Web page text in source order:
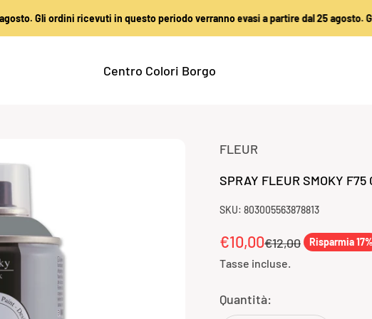
ordini ricevuti in questo periodo verranno evasi a partire dal 25 agosto. Grazie per
Centro Colori Borgo
FLEUR
SPRAY FLEUR SMOKY
SKU: 803005563878813
Prezzo scontato
€10,00Prezzo
€12,00 Risparmia 17%
Tasse incluse.
Quantità: